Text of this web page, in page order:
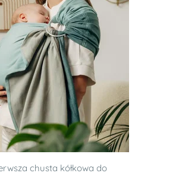
chusta kółkowa do